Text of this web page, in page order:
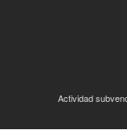
Actividad